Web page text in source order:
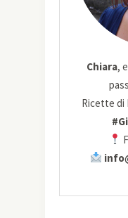
Chiara,
Ricette di